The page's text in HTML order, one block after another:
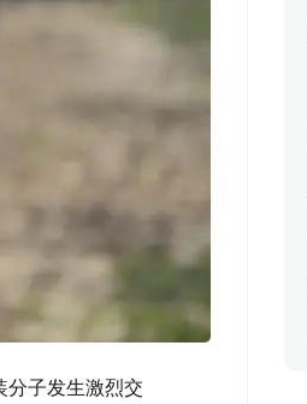
分子发生激烈交